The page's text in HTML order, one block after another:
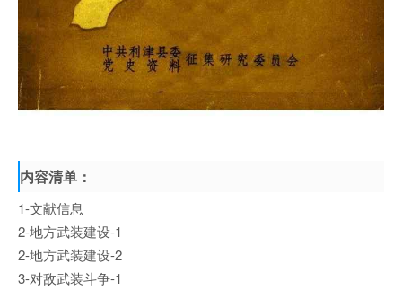
内容清单：
1-文献信息
2-地方武装建设-1
2-地方武装建设-2
3-对敌武装斗争-1